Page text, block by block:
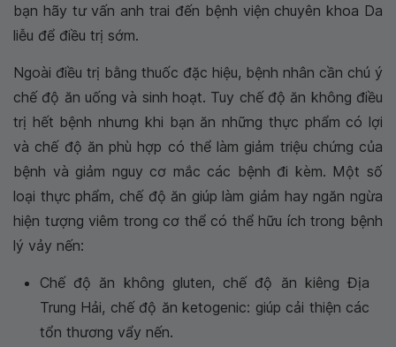
bạn hãy tư vấn anh trai đến bệnh viện chuyên khoa Da
liễu để điều trị sớm.
Ngoài điều trị bằng thuốc đặc hiệu, bệnh nhân cần chú ý
chế độ ăn uống và sinh hoạt. Tuy chế độ ăn không điều
trị hết bệnh nhưng khi bạn ăn những thực phẩm có lợi
và chế độ ăn phù hợp có thể làm giảm triệu chứng của
bệnh và giảm nguy cơ mắc các bệnh đi kèm. Một số
loại thực phẩm, chế độ ăn giúp làm giảm hay ngăn ngừa
hiện tượng viêm trong cơ thể có thể hữu ích trong bệnh
lý vảy nến:
Chế độ ăn không gluten, chế độ ăn kiêng Địa
Trung Hải, chế độ ăn ketogenic: giúp cải thiện các
tổn thương vẩy nến.